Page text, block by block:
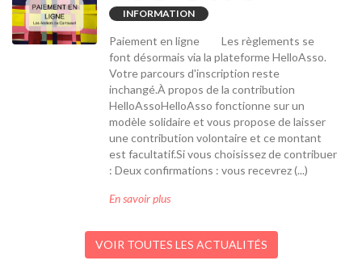
INFORMATION
Paiement en ligne Les règlements se
font désormais via la plateforme HelloAsso.
Votre parcours d'inscription reste
inchangé.À propos de la contribution
HelloAssoHelloAsso fonctionne sur un
modèle solidaire et vous propose de laisser
une contribution volontaire et ce montant
est facultatif.Si vous choisissez de contribuer
: Deux confirmations : vous recevrez (...)
En savoir plus
VOIR TOUTES LES ACTUALITÉS